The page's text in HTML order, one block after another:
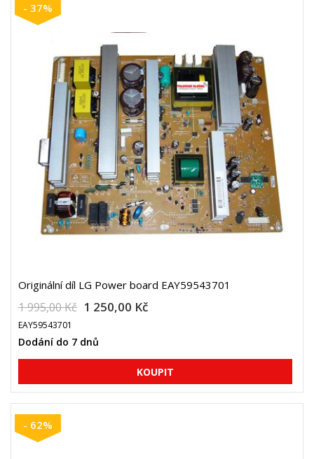
- 37%
Originální díl LG Power board EAY59543701
1 995,00 Kč 1 250,00 Kč
EAY59543701
Dodání do 7 dnů
- 62%